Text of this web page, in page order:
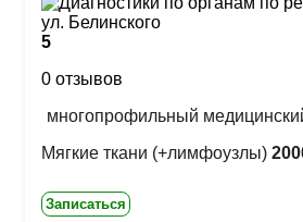
5
0 отзывов
многопрофильный
Мягкие ткани (+лимфоузлы)
Записаться